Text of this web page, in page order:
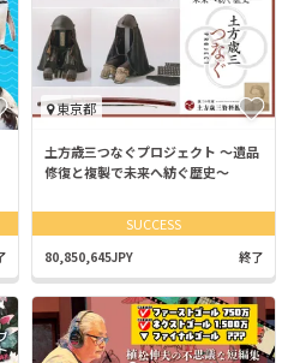
東京都
土方歳三つなぐプロジェクト 〜遺品
修復と複製で未来へ紡ぐ歴史️️〜
SUCCESS
80,850,645JPY 終了